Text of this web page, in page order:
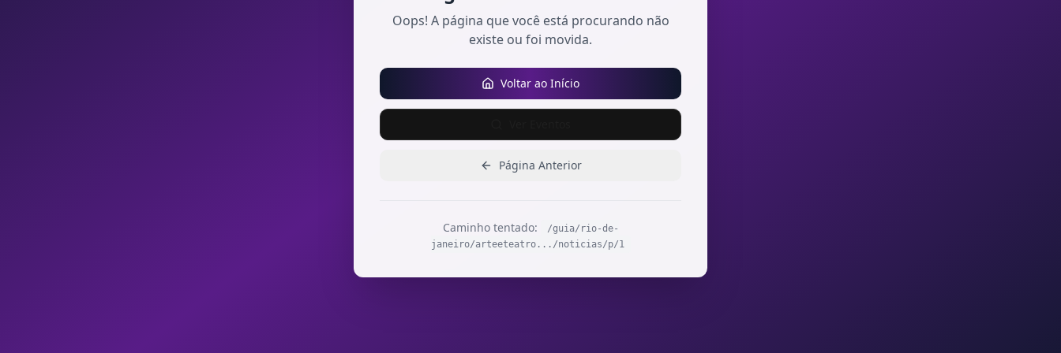
Oops! A página que você está procurando não
existe ou foi movida.
Voltar ao Início
Página Anterior
Caminho tentado:
/guia/rio-de-
janeiro/arteeteatro.../noticias/p/1